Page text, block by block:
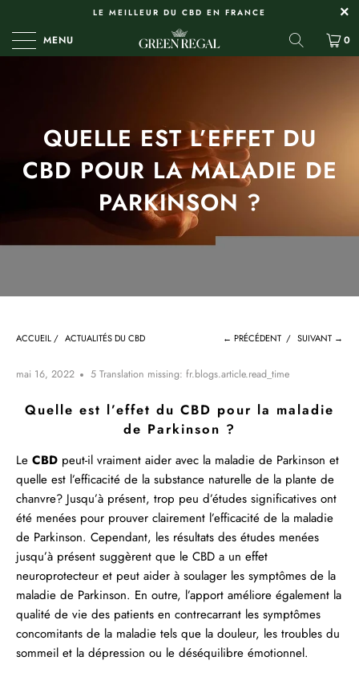
LE MEILLEUR DU CBD EN FRANCE
MENU 0
QUELLE EST L’EFFET DU
CBD POUR LA MALADIE DE
PARKINSON ?
ACCUEIL / ACTUALITÉS DU CBD ← PRÉCÉDENT / SUIVANT →
mai 16, 2022 5 Translation missing: fr.blogs.article.read_time
Quelle est l’effet du CBD pour la maladie
de Parkinson ?
Le CBD peut-il vraiment aider avec la maladie de Parkinson et
quelle est l’efficacité de la substance naturelle de la plante de
chanvre? Jusqu’à présent, trop peu d’études significatives ont
été menées pour prouver clairement l’efficacité de la maladie
de Parkinson. Cependant, les résultats des études menées
jusqu’à présent suggèrent que le CBD a un effet
neuroprotecteur et peut aider à soulager les symptômes de la
maladie de Parkinson. En outre, l’apport améliore également la
qualité de vie des patients en contrecarrant les symptômes
concomitants de la maladie tels que la douleur, les troubles du
sommeil et la dépression ou le déséquilibre émotionnel.